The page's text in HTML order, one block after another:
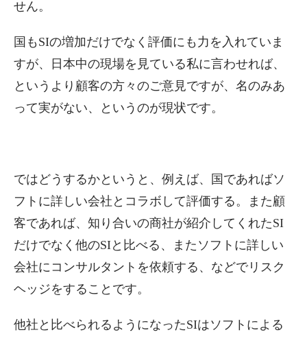
せん。
国もSIの増加だけでなく評価にも力を入れていま
すが、日本中の現場を見ている私に言わせれば、
というより顧客の方々のご意見ですが、名のみあ
って実がない、というのが現状です。
ではどうするかというと、例えば、国であればソ
フトに詳しい会社とコラボして評価する。また顧
客であれば、知り合いの商社が紹介してくれたSI
だけでなく他のSIと比べる、またソフトに詳しい
会社にコンサルタントを依頼する、などでリスク
ヘッジをすることです。
他社と比べられるようになったSIはソフトによる